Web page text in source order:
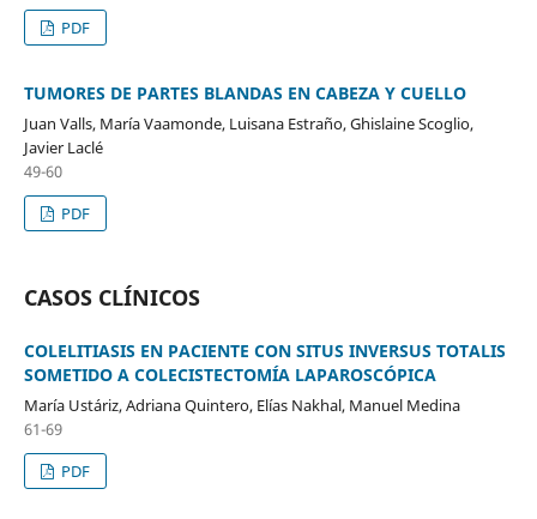
PDF
TUMORES DE PARTES BLANDAS EN CABEZA Y CUELLO
Juan Valls, María Vaamonde, Luisana Estraño, Ghislaine Scoglio,
Javier Laclé
49-60
PDF
CASOS CLÍNICOS
COLELITIASIS EN PACIENTE CON SITUS INVERSUS TOTALIS
SOMETIDO A COLECISTECTOMÍA LAPAROSCÓPICA
María Ustáriz, Adriana Quintero, Elías Nakhal, Manuel Medina
61-69
PDF